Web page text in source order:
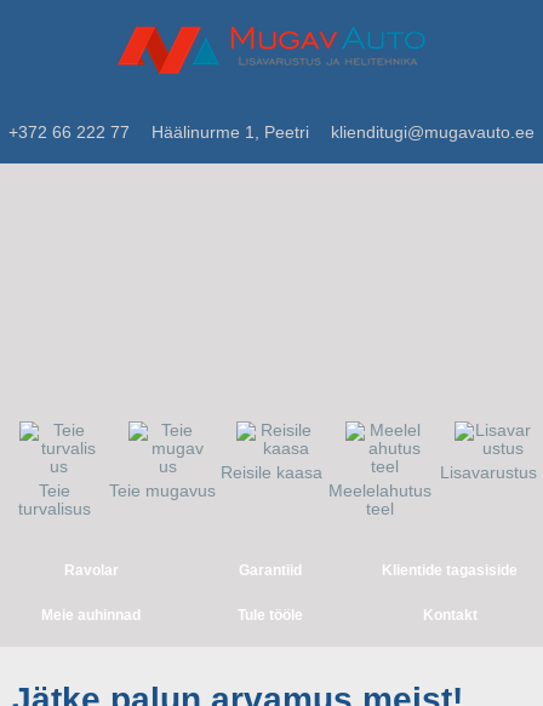
+372 66 222 77 Häälinurme 1, Peetri klienditugi@mugavauto.ee
Teie
turvalisus
Teie mugavus
Reisile kaasa
Meelelahutus
teel
Lisavarustus
Ravolar Garantiid Klientide tagasiside
Meie auhinnad Tule tööle Kontakt